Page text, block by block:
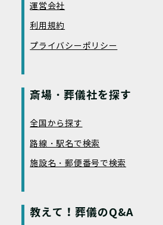
運営会社
利用規約
プライバシーポリシー
斎場・葬儀社を探す
全国から探す
路線・駅名で検索
施設名・郵便番号で検索
教えて！葬儀のQ&A